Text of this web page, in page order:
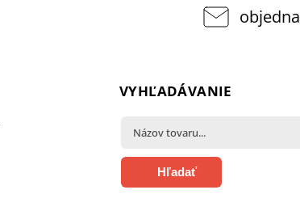
VYHĽADÁVANIE
Hľadať